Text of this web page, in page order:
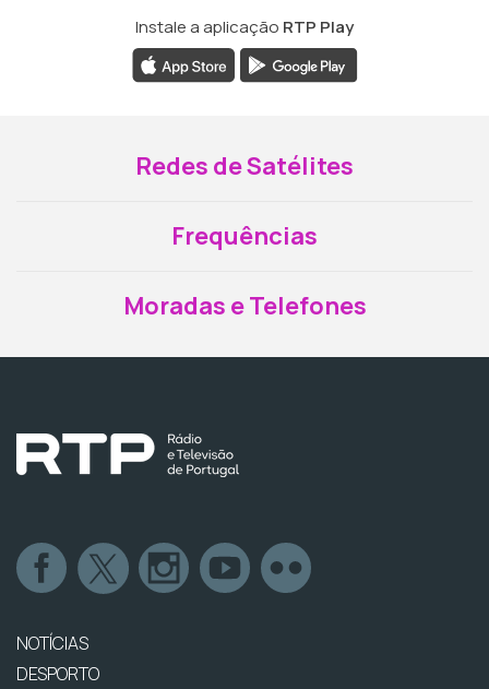
Instale a aplicação RTP Play
Redes de Satélites
Frequências
Moradas e Telefones
NOTÍCIAS
DESPORTO